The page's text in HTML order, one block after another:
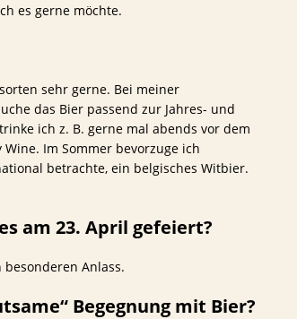
es gerne möchte.
sehr gerne. Bei meiner
das Bier passend zur Jahres- und
ich z. B. gerne mal abends vor dem
Im Sommer bevorzuge ich
betrachte, ein belgisches Witbier.
am 23. April gefeiert?
Anlass.
Begegnung mit Bier?